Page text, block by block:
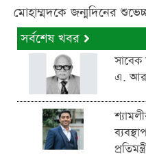
মোহাম্মদকে জন্মদিনের
সর্বশেষ খবর
সাবেক
এ. আর.